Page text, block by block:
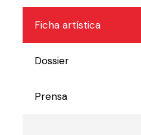
Ficha artística
Dossier
Prensa